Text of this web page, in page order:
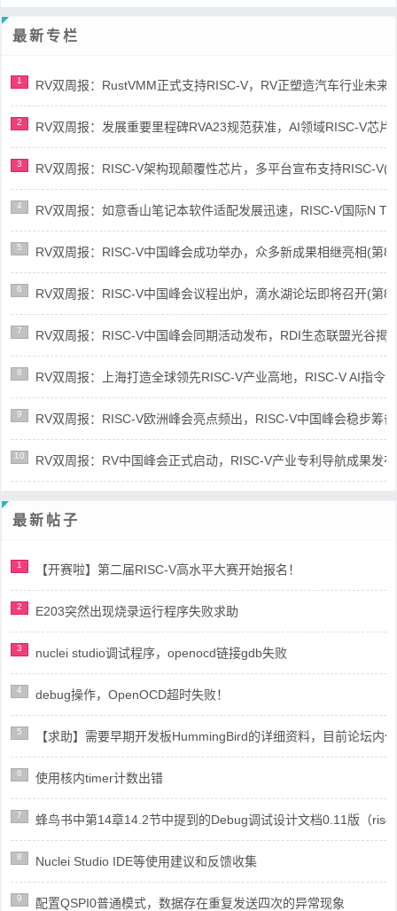
最新专栏
1 RV双周报：RustVMM正式支持RISC-V，RV正塑造汽车行业未来
2 RV双周报：发展重要里程碑RVA23规范获准，AI领域RISC-V芯
3 RV双周报：RISC-V架构现颠覆性芯片，多平台宣布支持RISC-V(
4 RV双周报：如意香山笔记本软件适配发展迅速，RISC-V国际N
5 RV双周报：RISC-V中国峰会成功举办，众多新成果相继亮相(第
6 RV双周报：RISC-V中国峰会议程出炉，滴水湖论坛即将召开(第
7 RV双周报：RISC-V中国峰会同期活动发布，RDI生态联盟光谷揭
8 RV双周报：上海打造全球领先RISC-V产业高地，RISC-V AI指令
9 RV双周报：RISC-V欧洲峰会亮点频出，RISC-V中国峰会稳步筹
10 RV双周报：RV中国峰会正式启动，RISC-V产业专利导航成果发
最新帖子
1 【开赛啦】第二届RISC-V高水平大赛开始报名！
2 E203突然出现烧录运行程序失败求助
3 nuclei studio调试程序，openocd链接gdb失败
4 debug操作，OpenOCD超时失败！
5 【求助】需要早期开发板HummingBird的详细资料，目前论坛内
6 使用核内timer计数出错
7 蜂鸟书中第14章14.2节中提到的Debug调试设计文档0.11版（
8 Nuclei Studio IDE等使用建议和反馈收集
9 配置QSPI0普通模式，数据存在重复发送四次的异常现象